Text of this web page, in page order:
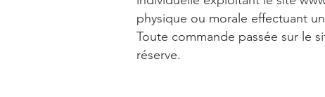
physique ou morale effectuant
Toute commande passée sur le
réserve.